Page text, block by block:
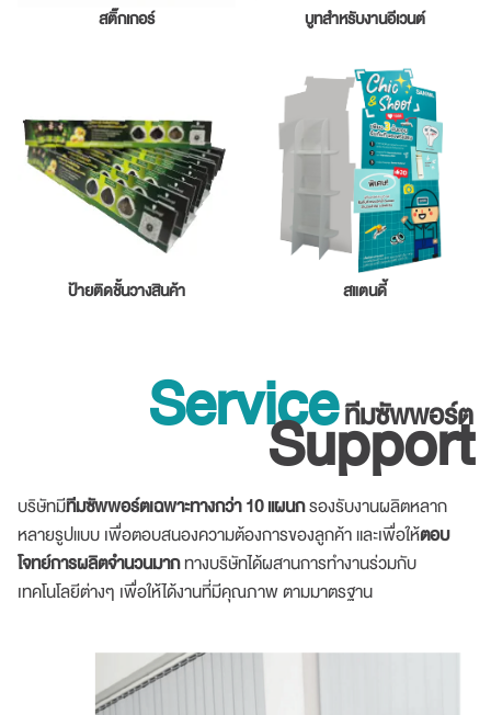
สติ๊กเกอร์ บูทสำหรับงานอีเวนต์
ป้ายติดชั้นวางสินค้า สแตนดี้
Serviceทีมซัพพอร์ต
Support
บริษัทมีทีมซัพพอร์ตเฉพาะทางกว่า 10 แผนกรองรับงานผลิตหลาก
หลายรูปแบบ เพื่อตอบสนองความต้องการของลูกค้า และเพื่อให้ตอบ
โจทย์การผลิตจำนวนมากทางบริษัทได้ผสานการทำงานร่วมกับ
เทคโนโลยีต่างๆ เพื่อให้ได้งานที่มีคุณภาพ ตามมาตรฐาน